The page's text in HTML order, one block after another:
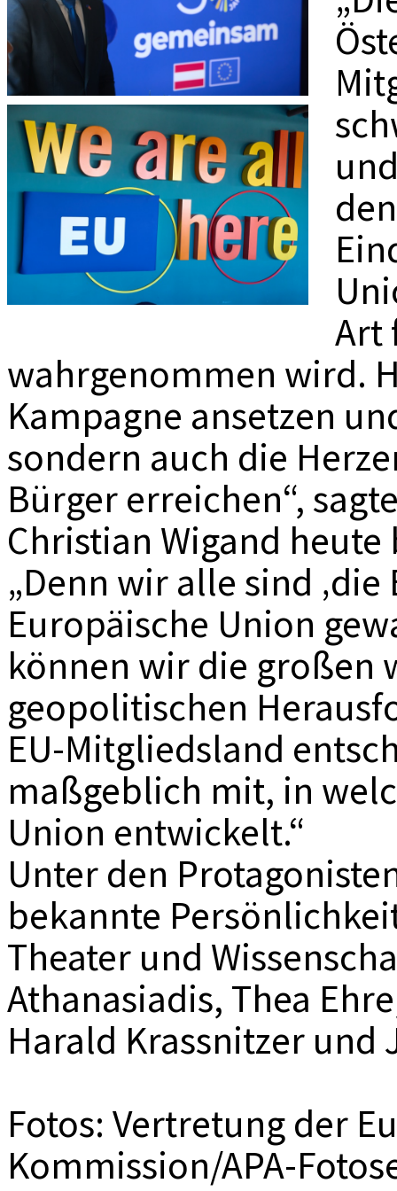
Art
wahrgenommen wird.
Kampagne ansetzen
sondern auch die
Bürger erreichen“,
Christian Wigand
„Denn wir alle sind ‚die
Europäische Union
können wir die großen
geopolitischen
EU-Mitgliedsland
maßgeblich mit, in
Union entwickelt.“
Unter den
bekannte
Theater und
Athanasiadis, Thea
Harald Krassnitzer und
Fotos: Vertretung der
Kommission/APA-